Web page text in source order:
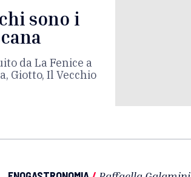
sono i
da La Fenice a
Giotto, Il Vecchio